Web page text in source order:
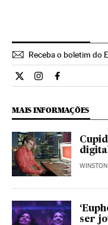
Receba o boletim do
Estilo El País Brasil en
Estilo El País
Estilo El
MAIS INFORMAÇÕES
ser